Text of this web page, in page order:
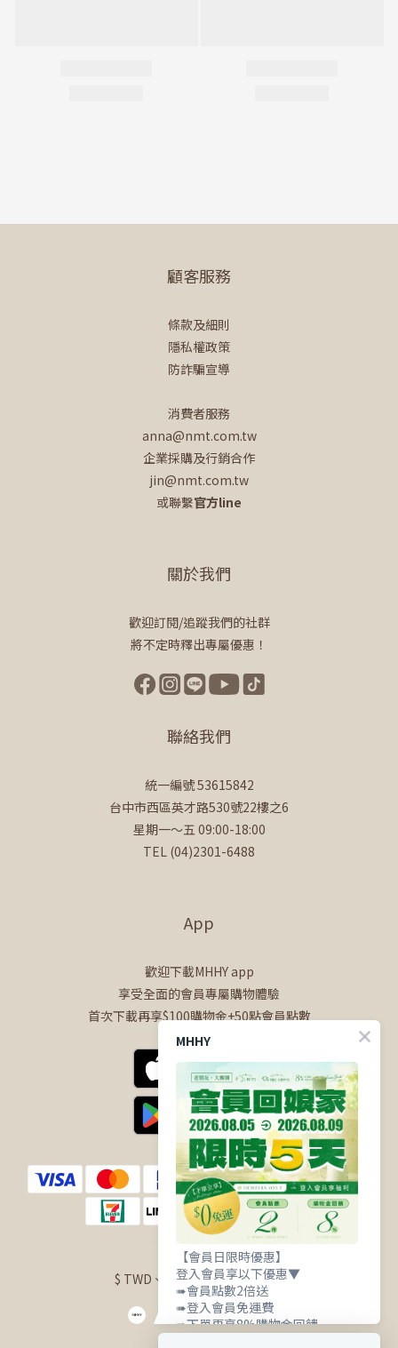
顧客服務
條款及細則
隱私權政策
防詐騙宣導
消費者服務
anna@nmt.com.tw
企業採購及行銷合作
jin@nmt.com.tw
或聯繫官方line
關於我們
歡迎訂閱/追蹤我們的社群
將不定時釋出專屬優惠！
聯絡我們
統一編號 53615842
台中市西區英才路530號22樓之6
星期一～五 09:00-18:00
TEL (04)2301-6488
App
歡迎下載MHHY app
享受全面的會員專屬購物體驗
首次下載再享$100購物金+50點會員點數
$ TWD 繁體中文
MHHY
【會員日限時優惠】
登入會員享以下優惠▼
➠會員點數2倍送
➠登入會員免運費
➠下單再享8%購物金回饋